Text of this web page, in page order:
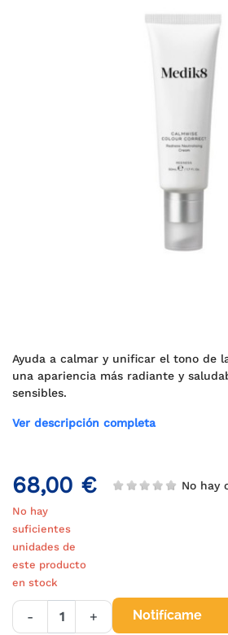
Ayuda a calmar y unificar el tono de
una apariencia más radiante y
sensibles.
Ver descripción completa
68,00 € No hay
No hay
suficientes
unidades de
este producto
en stock
- + Notifícame